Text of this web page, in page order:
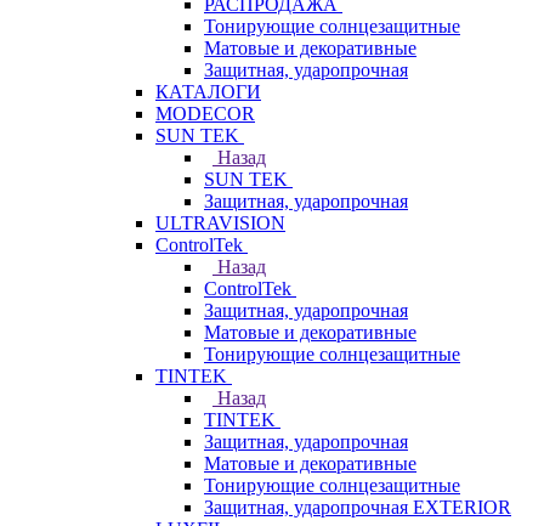
РАСПРОДАЖА
Тонирующие солнцезащитные
Матовые и декоративные
Защитная, ударопрочная
КАТАЛОГИ
MODECOR
SUN TEK
Назад
SUN TEK
Защитная, ударопрочная
ULTRAVISION
ControlTek
Назад
ControlTek
Защитная, ударопрочная
Матовые и декоративные
Тонирующие солнцезащитные
TINTEK
Назад
TINTEK
Защитная, ударопрочная
Матовые и декоративные
Тонирующие солнцезащитные
Защитная, ударопрочная EXTERIOR